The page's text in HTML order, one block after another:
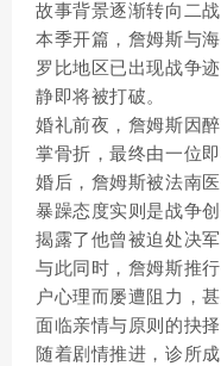
故事背景逐渐转向二
本季开篇，詹姆斯与
罗比地区已出现战争
静即将被打破。
婚礼前夜，詹姆斯因
掌骨折，最终由一位
婚后，詹姆斯被法南
暴躁态度实则是战争
揭露了他曾被迫处决
与此同时，詹姆斯推
户心理而屡遭阻力，
面临亲情与原则的抉择
随着剧情推进，诊所